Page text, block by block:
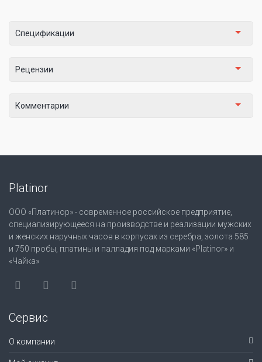
Спецификации
Рецензии
Комментарии
Platinor
ООО «Платинор» - современное российское предприятие,
специализирующееся на производстве и реализации мужских
и женских наручных часов в корпусах из серебра, золота 585
и 750 пробы, платины и палладия под марками «Platinor» и
«Чайка»
Сервис
О компании